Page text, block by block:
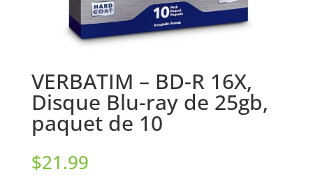
VERBATIM – BD-R 16X,
Disque Blu-ray de 25gb,
paquet de 10
$21.99